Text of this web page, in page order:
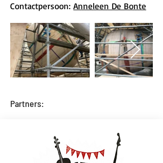
Contactpersoon: Anneleen De Bonte
Partners: